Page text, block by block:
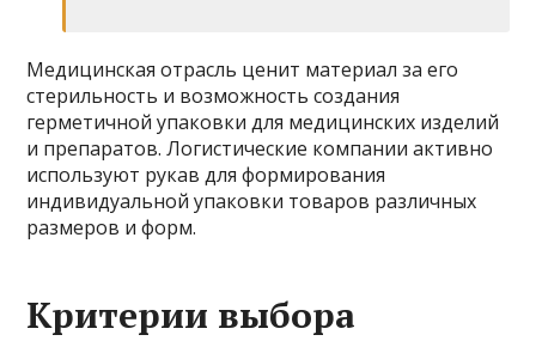
Медицинская отрасль ценит материал за его
стерильность и возможность создания
герметичной упаковки для медицинских изделий
и препаратов. Логистические компании активно
используют рукав для формирования
индивидуальной упаковки товаров различных
размеров и форм.
Критерии выбора